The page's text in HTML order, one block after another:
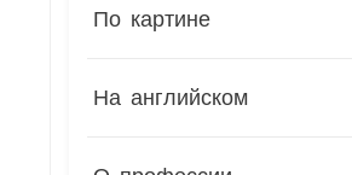
По картине
На английском